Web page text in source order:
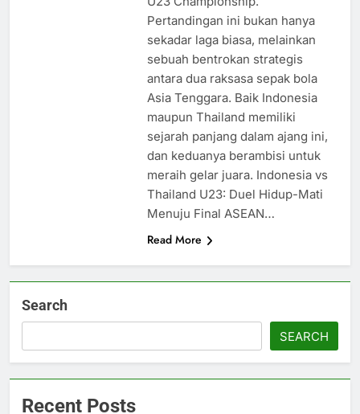
Pertandingan ini bukan hanya
sekadar laga biasa, melainkan
sebuah bentrokan strategis
antara dua raksasa sepak bola
Asia Tenggara. Baik Indonesia
maupun Thailand memiliki
sejarah panjang dalam ajang ini,
dan keduanya berambisi untuk
meraih gelar juara. Indonesia vs
Thailand U23: Duel Hidup-Mati
Menuju Final ASEAN…
Read More
Search
SEARCH
Recent Posts